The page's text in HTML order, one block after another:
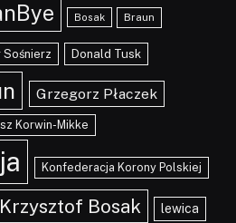
Bosak Braun
Sośnierz Donald Tusk
Grzegorz Płaczek
Korwin-Mikke
Konfederacja Korony Polskiej
Krzysztof Bosak lewica